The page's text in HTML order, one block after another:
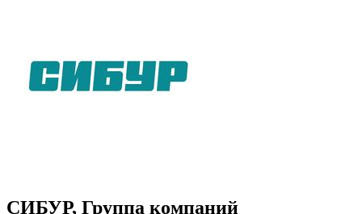
СИБУР, Группа компаний